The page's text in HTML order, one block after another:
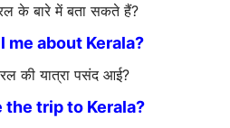
के बारे में बता सकते हैं?
me about Kerala?
की यात्रा पसंद आई?
the trip to Kerala?